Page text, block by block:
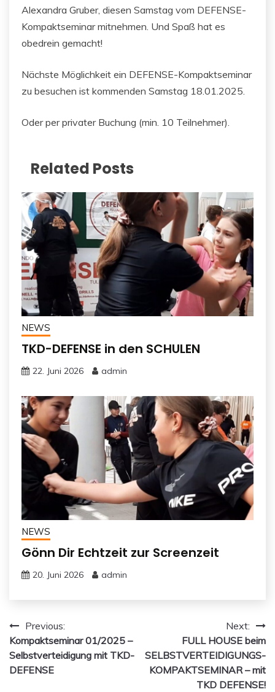
Alexandra Gruber, diesen Samstag vom DEFENSE-
Kompaktseminar mitnehmen. Und Spaß hat es
obedrein gemacht!
Nächste Möglichkeit ein DEFENSE-Kompaktseminar
zu besuchen ist kommenden Samstag 18.01.2025.
Oder per privater Buchung (min. 10 Teilnehmer).
Related Posts
NEWS
TKD-DEFENSE in den SCHULEN
22. Juni 2026 admin
NEWS
Gönn Dir Echtzeit zur Screenzeit
20. Juni 2026 admin
Beitragsnavigation
Previous:
Kompaktseminar 01/2025 –
Selbstverteidigung mit TKD-
DEFENSE
Next:
FULL HOUSE beim
SELBSTVERTEIDIGUNGS-
KOMPAKTSEMINAR – mit
TKD DEFENSE!